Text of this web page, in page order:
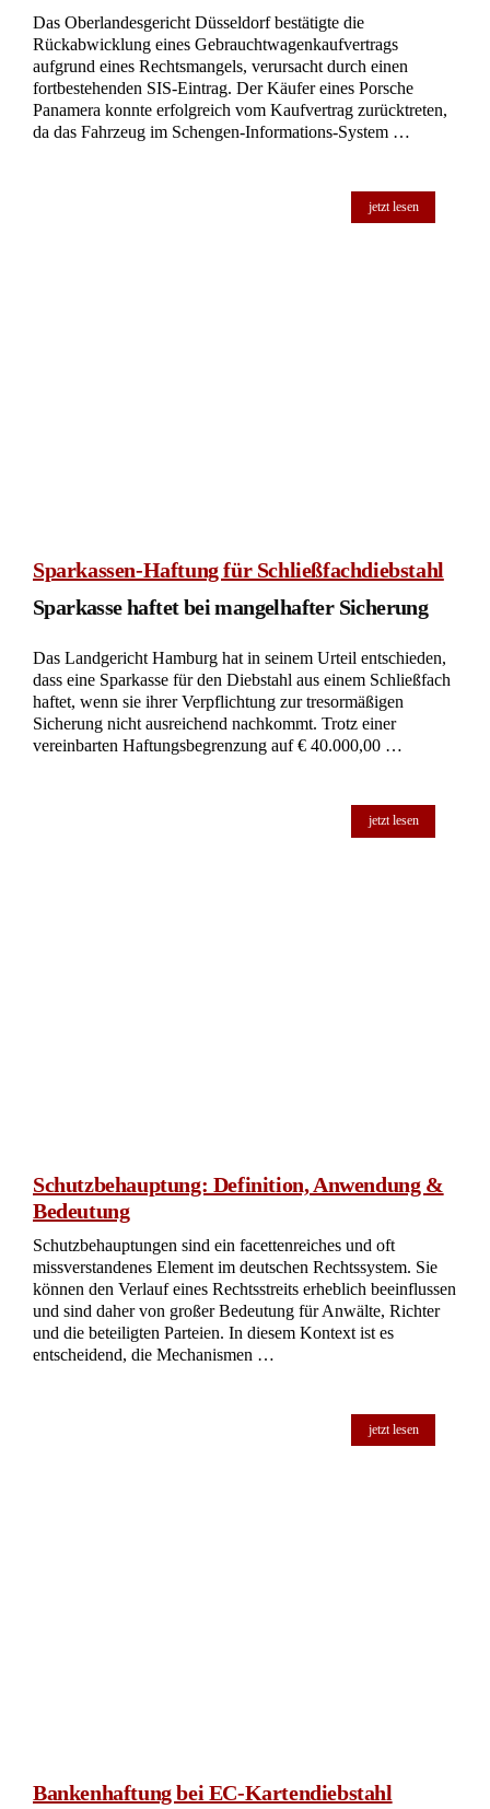
Das Oberlandesgericht Düsseldorf bestätigte die
Rückabwicklung eines Gebrauchtwagenkaufvertrags
aufgrund eines Rechtsmangels, verursacht durch einen
fortbestehenden SIS-Eintrag. Der Käufer eines Porsche
Panamera konnte erfolgreich vom Kaufvertrag zurücktreten,
da das Fahrzeug im Schengen-Informations-System …
jetzt lesen
Sparkassen-Haftung für Schließfachdiebstahl
Sparkasse haftet bei mangelhafter Sicherung
Das Landgericht Hamburg hat in seinem Urteil entschieden,
dass eine Sparkasse für den Diebstahl aus einem Schließfach
haftet, wenn sie ihrer Verpflichtung zur tresormäßigen
Sicherung nicht ausreichend nachkommt. Trotz einer
vereinbarten Haftungsbegrenzung auf € 40.000,00 …
jetzt lesen
Schutzbehauptung: Definition, Anwendung &
Bedeutung
Schutzbehauptungen sind ein facettenreiches und oft
missverstandenes Element im deutschen Rechtssystem. Sie
können den Verlauf eines Rechtsstreits erheblich beeinflussen
und sind daher von großer Bedeutung für Anwälte, Richter
und die beteiligten Parteien. In diesem Kontext ist es
entscheidend, die Mechanismen …
jetzt lesen
Bankenhaftung bei EC-Kartendiebstahl